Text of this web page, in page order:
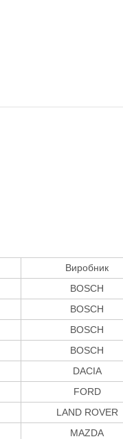
Виробник
BOSCH
BOSCH
BOSCH
BOSCH
DACIA
FORD
LAND ROVER
MAZDA